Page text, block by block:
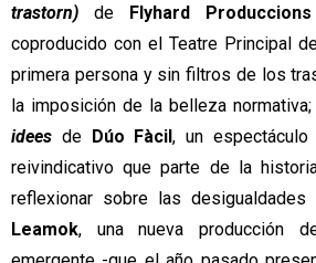
trastorn) de Flyhard
coproducido con el Teatre Principal
primera persona y sin filtros de los
la imposición de la belleza
idees de Dúo Fàcil, un
reivindicativo que parte de la
reflexionar sobre las
Leamok, una nueva producción